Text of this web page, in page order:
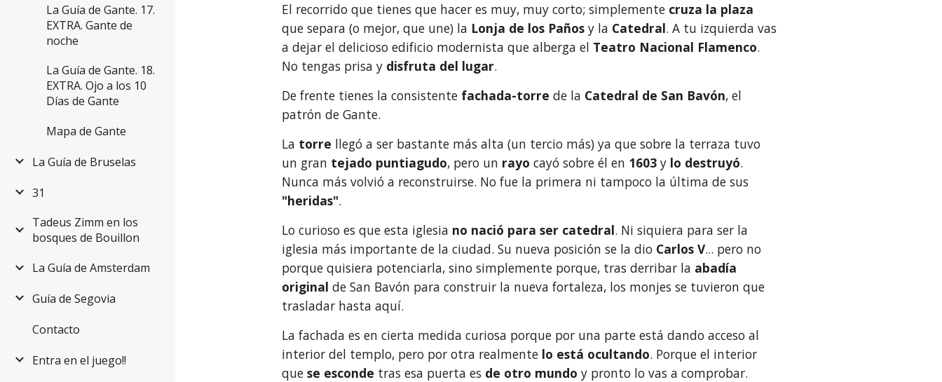
La Guía de Gante. 17.
EXTRA. Gante de
noche
La Guía de Gante. 18.
EXTRA. Ojo a los 10
Días de Gante
Mapa de Gante
La Guía de Bruselas
31
Tadeus Zimm en los
bosques de Bouillon
La Guía de Amsterdam
Guía de Segovia
Contacto
Entra en el juego!!
El recorrido que tienes que hacer es muy, muy corto; simplemente cruza la plaza
que separa (o mejor, que une) la Lonja de los Paños y la Catedral. A tu izquierda vas
a dejar el delicioso edificio modernista que alberga el Teatro Nacional Flamenco.
No tengas prisa y disfruta del lugar.
De frente tienes la consistente fachada-torre de la Catedral de San Bavón, el
patrón de Gante.
La torre llegó a ser bastante más alta (un tercio más) ya que sobre la terraza tuvo
un gran tejado puntiagudo, pero un rayo cayó sobre él en 1603 y lo destruyó.
Nunca más volvió a reconstruirse. No fue la primera ni tampoco la última de sus
"heridas".
Lo curioso es que esta iglesia no nació para ser catedral. Ni siquiera para ser la
iglesia más importante de la ciudad. Su nueva posición se la dio Carlos V... pero no
porque quisiera potenciarla, sino simplemente porque, tras derribar la abadía
original de San Bavón para construir la nueva fortaleza, los monjes se tuvieron que
trasladar hasta aquí.
La fachada es en cierta medida curiosa porque por una parte está dando acceso al
interior del templo, pero por otra realmente lo está ocultando. Porque el interior
que se esconde tras esa puerta es de otro mundo y pronto lo vas a comprobar.